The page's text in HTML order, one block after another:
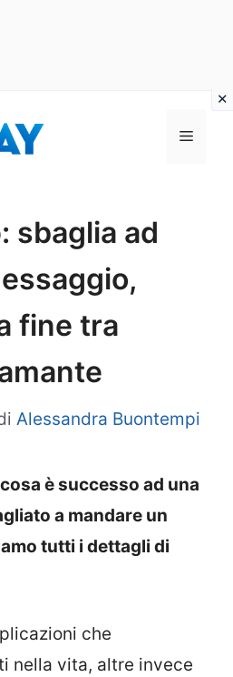
Menu
sbaglia ad
fine tra
Alessandra Buontempi
è successo ad una
a mandare un
tutti i dettagli di
che
nella vita, altre invece